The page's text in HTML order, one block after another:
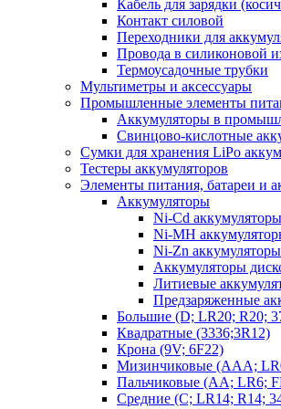
Кабель для зарядки
Контакт силовой
Переходники для
Провода в силиконовой
Термоусадочные трубки
Мультиметры и аксессуары
Промышленные элементы
Аккумуляторы в
Свинцово-кислотные
Сумки для хранения LiPo
Тестеры аккумуляторов
Элементы питания, батареи и
Аккумуляторы
Ni-Cd аккумуляторы
Ni-MH
Ni-Zn аккумуляторы
Аккумуляторы
Литиевые
Предзаряженные
Большие (D; LR20; R20;
Квадратные (3336;3R12)
Крона (9V; 6F22)
Мизинчиковые (AAA;
Пальчиковые (AA; LR6;
Средние (C; LR14; R14;